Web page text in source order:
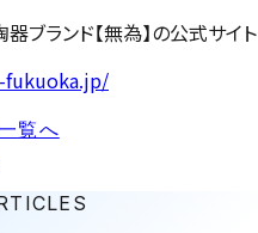
ブランド【無為】の公式サイト
覧へ